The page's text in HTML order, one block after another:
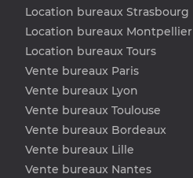
Location bureaux Strasbourg
Location bureaux Montpellier
Location bureaux Tours
Vente bureaux Paris
Vente bureaux Lyon
Vente bureaux Toulouse
Vente bureaux Bordeaux
Vente bureaux Lille
Vente bureaux Nantes